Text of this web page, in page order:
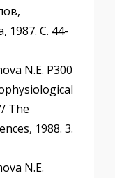
1987. С. 44-
N.E. P300
The
1988. 3.
N.E.